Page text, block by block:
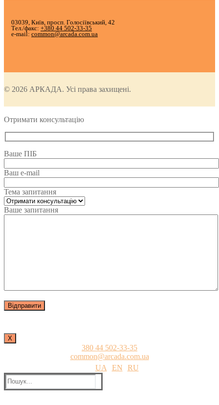
03039, Київ, просп. Голосіївський, 42
Тел./факс: +380 44 502-33-35
e-mail: common@arcada.com.ua
© 2026 АРКАДА. Усі права захищені.
Отримати консультацію
Ваше ПІБ
Ваш e-mail
Тема запитання
Ваше запитання
Х
380 44 502-33-35
common@arcada.com.ua
UA
EN
RU
Пошук: